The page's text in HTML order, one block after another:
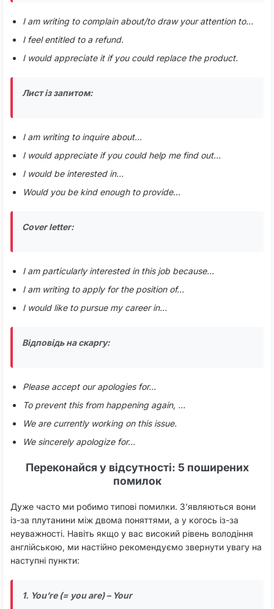
I am writing to complain about/to draw your attention to…
I feel entitled to a refund.
I would appreciate it if you could replace the product.
Лист із запитом:
I am writing to inquire about…
I would appreciate if you could help me find out…
I would be interested in…
Would you be kind enough to provide…
Cover letter:
I am particularly interested in this job because…
I am writing to apply for the position of…
I would like to pursue my career in…
Відповідь на скаргу:
Please accept our apologies for…
To prevent this from happening again, …
We are currently working on this issue.
We sincerely apologize for…
Переконайся у відсутності: 5 поширених
помилок
Дуже часто ми робимо типові помилки. З’являються вони
із-за плутанини між двома поняттями, а у когось із-за
неуважності. Навіть якщо у вас високий рівень володіння
англійською, ми настійно рекомендуємо звернути увагу на
наступні пункти:
1. You’re (= you are) – Your